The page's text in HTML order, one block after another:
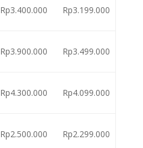
Rp3.400.000 Rp3.199.000
Rp3.900.000 Rp3.499.000
Rp4.300.000 Rp4.099.000
Rp2.500.000 Rp2.299.000